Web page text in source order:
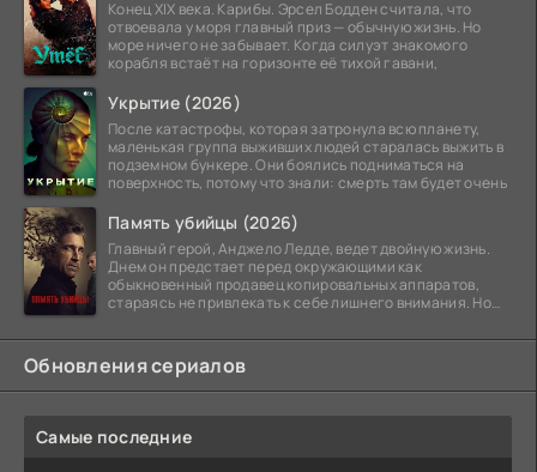
Конец XIX века. Карибы. Эрсел Бодден считала, что
отвоевала у моря главный приз — обычную жизнь. Но
море ничего не забывает. Когда силуэт знакомого
корабля встаёт на горизонте её тихой гавани,
Укрытие (2026)
После катастрофы, которая затронула всю планету,
маленькая группа выживших людей старалась выжить в
подземном бункере. Они боялись подниматься на
поверхность, потому что знали: смерть там будет очень
Память убийцы (2026)
Главный герой, Анджело Ледде, ведет двойную жизнь.
Днем он предстает перед окружающими как
обыкновенный продавец копировальных аппаратов,
стараясь не привлекать к себе лишнего внимания. Но
Обновления сериалов
Самые последние